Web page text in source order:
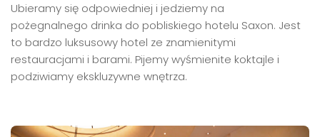
Ubieramy się odpowiedniej i jedziemy na
pożegnalnego drinka do pobliskiego hotelu Saxon. Jest
to bardzo luksusowy hotel ze znamienitymi
restauracjami i barami. Pijemy wyśmienite koktajle i
podziwiamy ekskluzywne wnętrza.